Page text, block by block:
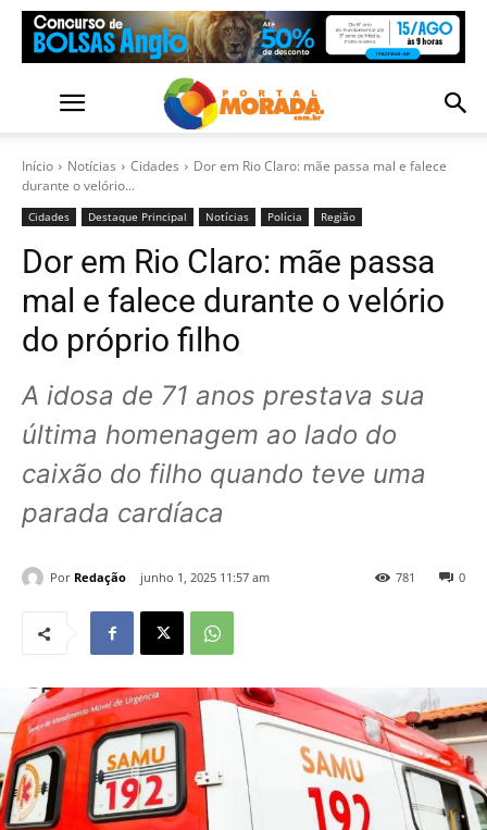
Início Notícias Cidades
Dor em Rio Claro: mãe passa mal e falece
durante o velório...
Cidades Destaque Principal Notícias Polícia Região
Dor em Rio Claro: mãe passa
mal e falece durante o velório
do próprio filho
A idosa de 71 anos prestava sua
última homenagem ao lado do
caixão do filho quando teve uma
parada cardíaca
Por Redação junho 1, 2025 11:57 am 0
781